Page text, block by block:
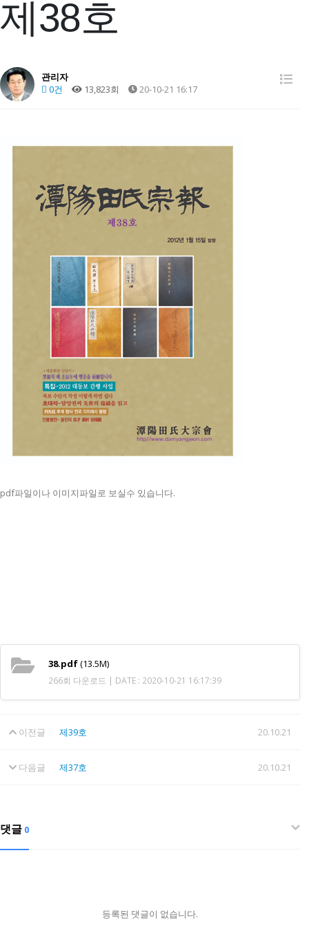
제38호
관리자
0건
13,823회 20-10-21 16:17
pdf파일이나 이미지파일로 보실수 있습니다.
38.pdf(13.5M)
266회 다운로드 | DATE : 2020-10-21 16:17:39
이전글 제39호 20.10.21
다음글 제37호 20.10.21
댓글 0
등록된 댓글이 없습니다.